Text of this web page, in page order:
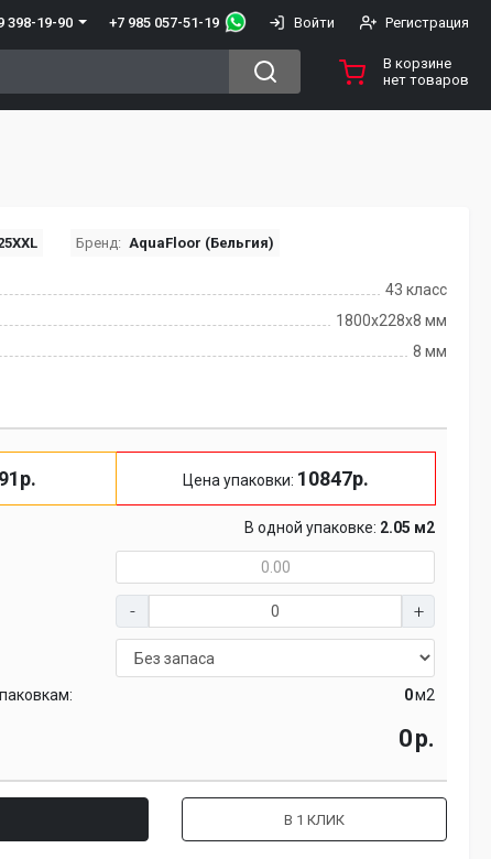
398-19-90 +7 985 057-51-19 Войти Регистрация
В корзине
нет товаров
Бренд: AquaFloor (Бельгия)
43 класс
1800x228x8 мм
8 мм
Цена упаковки: 10847р.
В одной упаковке: 2.05 м2
м2
р.
В 1 КЛИК